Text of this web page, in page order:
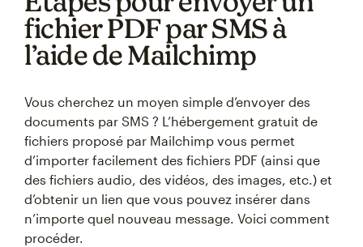
fichier PDF par SMS à
l’aide de Mailchimp
Vous cherchez un moyen simple d’envoyer des
documents par SMS ? L’hébergement gratuit de
fichiers proposé par Mailchimp vous permet
d’importer facilement des fichiers PDF (ainsi que
des fichiers audio, des vidéos, des images, etc.) et
d’obtenir un lien que vous pouvez insérer dans
n’importe quel nouveau message. Voici comment
procéder.